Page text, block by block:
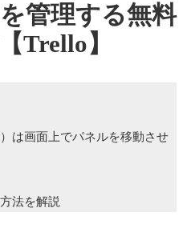
管理する無料
Trello】
は画面上でパネルを移動させ
法を解説